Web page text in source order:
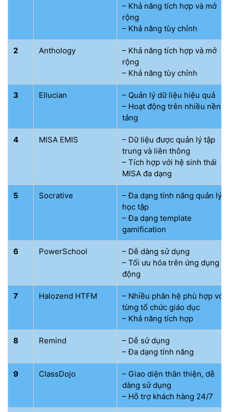
– Khả năng tích hợp và mở
rộng
– Khả năng tùy chỉnh
2 Anthology
– Khả năng tích hợp và mở
rộng
– Khả năng tùy chỉnh
3 Ellucian
– Quản lý dữ liệu hiệu quả
– Hoạt động trên nhiều nền
tảng
4 MISA EMIS
– Dữ liệu được quản lý tập
trung và liên thông
– Tích hợp với hệ sinh thái
MISA đa dạng
5 Socrative
– Đa dạng tính năng quản lý
học tập
– Đa dạng template
gamification
6 PowerSchool
– Dễ dàng sử dụng
– Tối ưu hóa trên ứng dụng di
động
7 Halozend HTFM
– Nhiều phân hệ phù hợp với
từng tổ chức giáo dục
– Khả năng tích hợp
8 Remind
– Dễ sử dụng
– Đa dạng tính năng
9 ClassDojo
– Giao diện thân thiện, dễ
dàng sử dụng
– Hỗ trợ khách hàng 24/7